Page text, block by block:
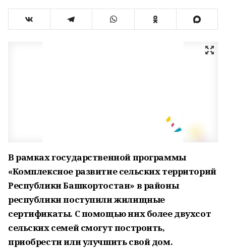
В рамках государственной программы
«Комплексное развитие сельских территорий
Республики Башкортостан» в районы
республики поступили жилищные
сертификаты. С помощью них более двухсот
сельских семей смогут построить,
приобрести или улучшить свой дом.